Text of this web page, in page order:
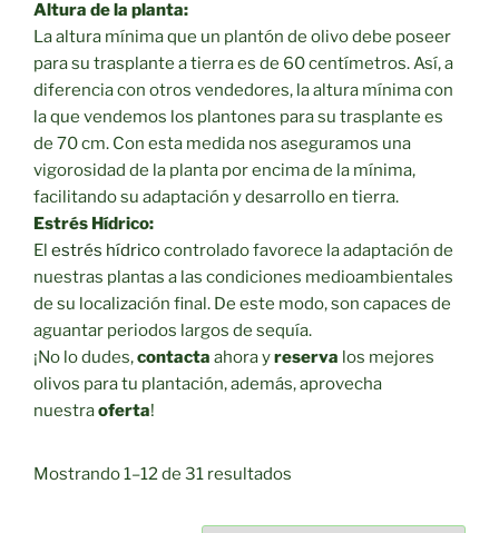
Altura de la planta:
La altura mínima que un plantón de olivo debe poseer
para su trasplante a tierra es de 60 centímetros. Así, a
diferencia con otros vendedores, la altura mínima con
la que vendemos los plantones para su trasplante es
de 70 cm. Con esta medida nos aseguramos una
vigorosidad de la planta por encima de la mínima,
facilitando su adaptación y desarrollo en tierra.
Estrés Hídrico:
El estrés hídricocontrolado favorece la adaptación de
nuestras plantas a las condiciones medioambientales
de su localización final. De este modo, son capaces de
aguantar periodos largos de sequía.
¡No lo dudes,contacta ahora yreserva los mejores
olivos para tu plantación, además, aprovecha
nuestraoferta!
Mostrando 1–12 de 31 resultados